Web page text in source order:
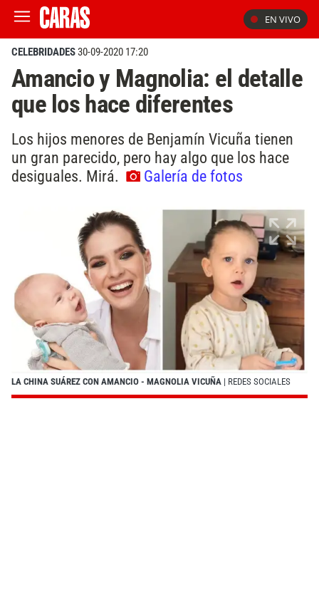
EN VIVO
CELEBRIDADES30-09-2020 17:20
Amancio y Magnolia: el detalle
que los hace diferentes
Los hijos menores de Benjamín Vicuña tienen
un gran parecido, pero hay algo que los hace
desiguales. Mirá.
Galería de fotos
LA CHINA SUÁREZ CON AMANCIO - MAGNOLIA VICUÑA | REDES SOCIALES